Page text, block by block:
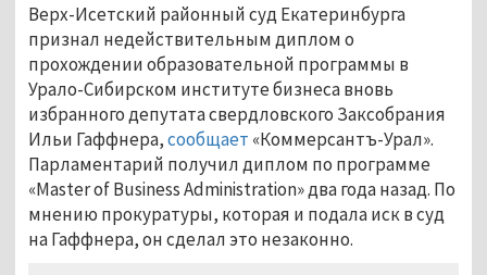
Верх-Исетский районный суд Екатеринбурга
признал недействительным диплом о
прохождении образовательной программы в
Урало-Сибирском институте бизнеса вновь
избранного депутата свердловского Заксобрания
Ильи Гаффнера,сообщает «Коммерсантъ-Урал».
Парламентарий получил диплом по программе
«Master of Business Administration» два года назад. По
мнению прокуратуры, которая и подала иск в суд
на Гаффнера, он сделал это незаконно.